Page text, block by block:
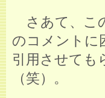
さあて、こ
のコメントに
引用させても
（笑）。